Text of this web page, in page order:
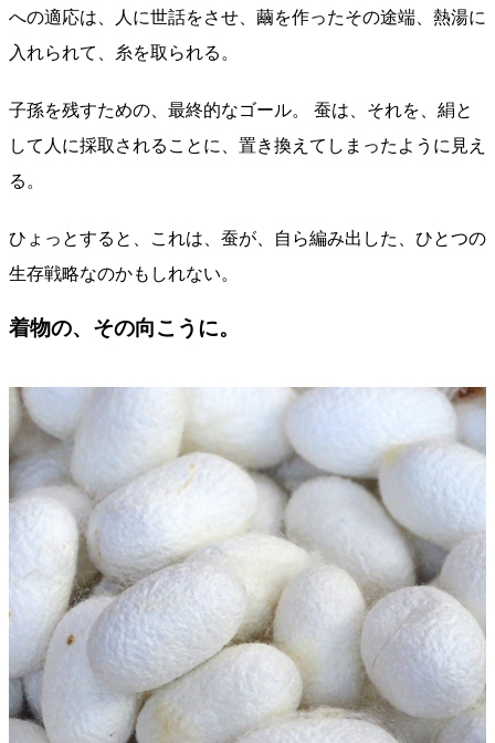
への適応は、人に世話をさせ、繭を作ったその途端、熱湯に
入れられて、糸を取られる。
子孫を残すための、最終的なゴール。 蚕は、それを、絹と
して人に採取されることに、置き換えてしまったように見え
る。
ひょっとすると、これは、蚕が、自ら編み出した、ひとつの
生存戦略なのかもしれない。
着物の、その向こうに。